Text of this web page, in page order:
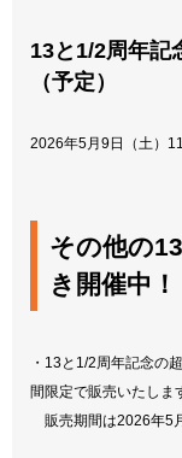
13と1/2周年記
（予定）
2026年5月9日（土）
その他の
き開催中！
・13と1/2周年記念の
間限定で販売いたしま
販売期間は2026年5